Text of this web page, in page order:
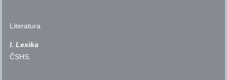
Literatura
I. Lexika
ČSHS.